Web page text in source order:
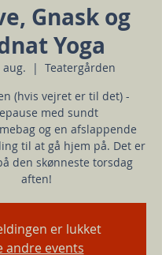
Gnask og
Yoga
  |
Teatergården
(hvis vejret er til det) -
med sundt
og en afslappende
til at gå hjem på. Det er
den skønneste torsdag
aften!
er lukket
andre events